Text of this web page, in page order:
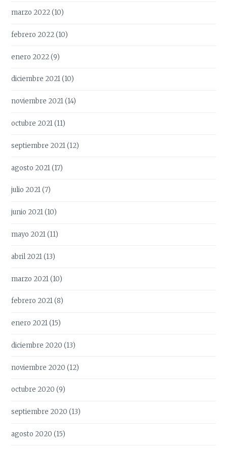
marzo 2022(10)
febrero 2022(10)
enero 2022(9)
diciembre 2021(10)
noviembre 2021(14)
octubre 2021(11)
septiembre 2021(12)
agosto 2021(17)
julio 2021(7)
junio 2021(10)
mayo 2021(11)
abril 2021(13)
marzo 2021(10)
febrero 2021(8)
enero 2021(15)
diciembre 2020 (13)
noviembre 2020 (12)
octubre 2020 (9)
septiembre 2020 (13)
agosto 2020 (15)